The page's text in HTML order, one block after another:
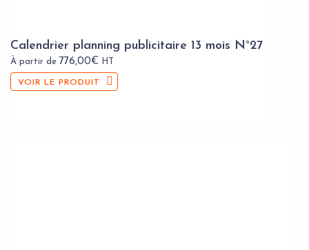
Calendrier planning publicitaire 13 mois N°27
À partir de 776,00€ HT
VOIR LE PRODUIT